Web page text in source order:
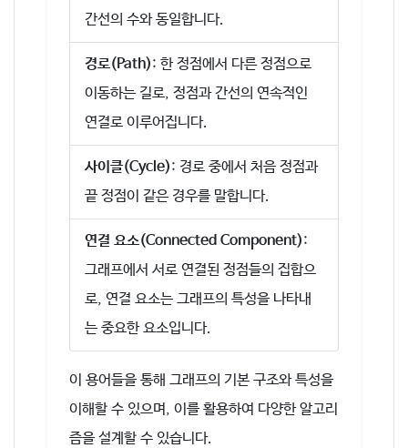
간선의 수와 동일합니다.
경로(Path): 한 정점에서 다른 정점으로
이동하는 길로, 정점과 간선의 연속적인
연결로 이루어집니다.
사이클(Cycle): 경로 중에서 처음 정점과
끝 정점이 같은 경우를 말합니다.
연결 요소(Connected Component):
그래프에서 서로 연결된 정점들의 집합으
로, 연결 요소는 그래프의 특성을 나타내
는 중요한 요소입니다.
이 용어들을 통해 그래프의 기본 구조와 특성을
이해할 수 있으며, 이를 활용하여 다양한 알고리
즘을 설계할 수 있습니다.